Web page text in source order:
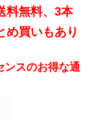
料無料、3本
め買いもあり
スのお得な通